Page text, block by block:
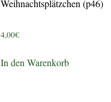
Weihnachtsplätzchen (p46)
4,00€
In den Warenkorb